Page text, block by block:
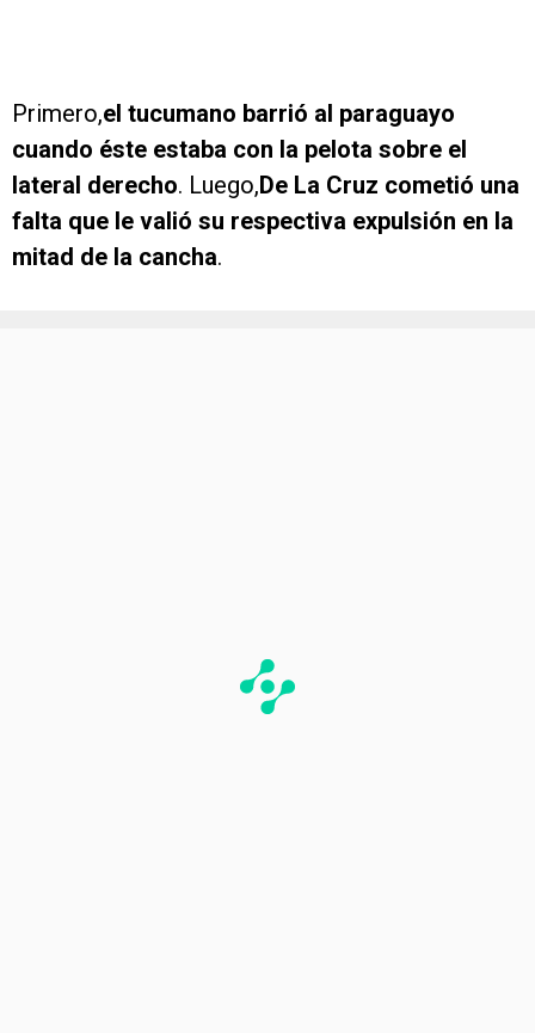
Primero,el tucumano barrió al paraguayo
cuando éste estaba con la pelota sobre el
lateral derecho. Luego,De La Cruz cometió una
falta que le valió su respectiva expulsión en la
mitad de la cancha.